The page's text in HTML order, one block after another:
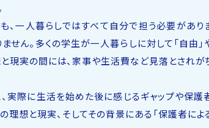
一人暮らしではすべて自分で担う必要があり
せん。多くの学生が一人暮らしに対して「自由」
と現実の間には、家事や生活費など見落とされが
際に生活を始めた後に感じるギャップや保護
想と現実、そしてその背景にある「保護者によ